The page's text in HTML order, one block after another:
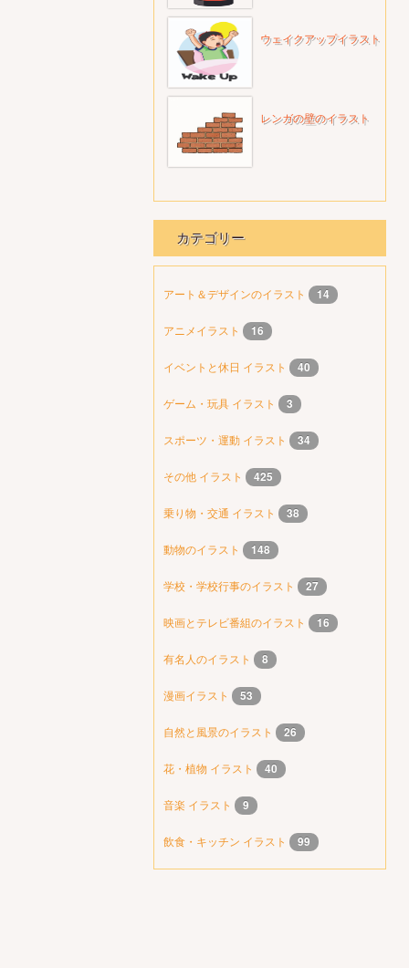
ウェイクアップイラスト
レンガの壁のイラスト
カテゴリー
アート＆デザインのイラスト 14
アニメイラスト 16
イベントと休日 イラスト 40
ゲーム・玩具 イラスト 3
スポーツ・運動 イラスト 34
その他 イラスト 425
乗り物・交通 イラスト 38
動物のイラスト 148
学校・学校行事のイラスト 27
映画とテレビ番組のイラスト 16
有名人のイラスト 8
漫画イラスト 53
自然と風景のイラスト 26
花・植物 イラスト 40
音楽 イラスト 9
飲食・キッチン イラスト 99